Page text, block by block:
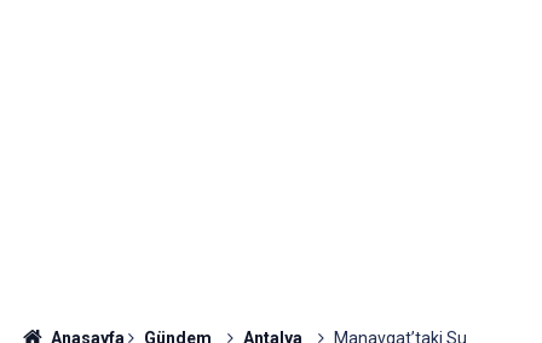
Anasayfa Gündem Antalya
Manavgat’taki Su